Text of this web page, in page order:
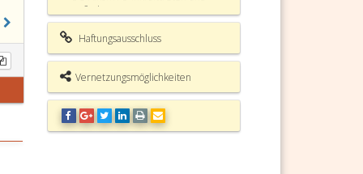
Aufhebung
Alkomatverordnung (AlkomVO)
Fundstelle
Haftungsausschluss
Vernetzungsmöglichkeiten